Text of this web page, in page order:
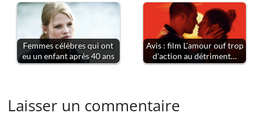
Femmes célèbres qui ont
eu un enfant après 40 ans
Avis : film L'amour ouf trop
d'action au détriment…
Laisser un commentaire